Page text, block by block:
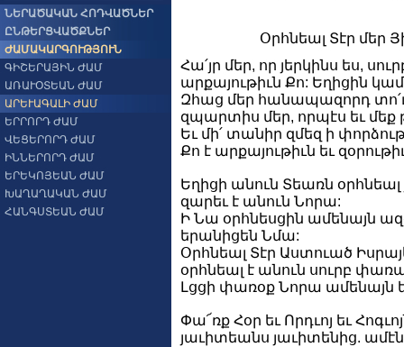
ՆԵՐԱԾԱԿԱՆ ՀՈԴՎԱԾՆԵՐ
ԸՆԹԵՐՑՎԱԾՔՆԵՐ
ԺԱՄԱԿԱՐԳՈՒԹՅՈՒՆ
ԳԻՇԵՐԱՅԻՆ ԺԱՄ
ԱՌԱՒՕՏԵԱՆ ԺԱՄ
ԱՐԵՒԱԳԱԼԻ ԺԱՄ
ԵՐՐՈՐԴ ԺԱՄ
ՎԵՑԵՐՈՐԴ ԺԱՄ
ԻՆՆԵՐՈՐԴ ԺԱՄ
ԵՐԵԿՈՅԵԱՆ ԺԱՄ
ԽԱՂԱՂԱԿԱՆ ԺԱՄ
ՀԱՆԳՍՏԵԱՆ ԺԱՄ
Օրհնեալ Տէր մեր
Հա՛յր մեր, որ յերկինս ես,
արքայութիւն Քո: Եղիցին
Զհաց մեր հանապազորդ
զպարտիս մեր, որպէս եւ
Եւ մի՛ տանիր զմեզ ի
Քո է արքայութիւն եւ
Եղիցի անուն Տեառն
զարեւ է անուն Նորա:
Ի Նա օրհնեսցին ամենայն
երանիցեն Նմա:
Օրհնեալ Տէր Աստուած
օրհնեալ է անուն սուրբ
Լցցի փառօք Նորա ամենայն
Փա՜ռք Հօր եւ Որդւոյ եւ
յաւիտեանս յաւիտենից.